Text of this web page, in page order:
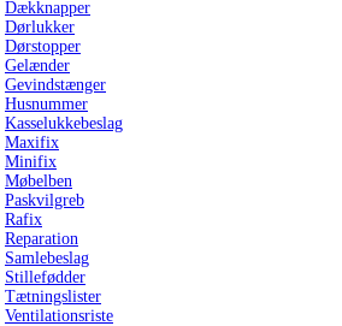
Dækknapper
Dørlukker
Dørstopper
Gelænder
Gevindstænger
Husnummer
Kasselukkebeslag
Maxifix
Minifix
Møbelben
Paskvilgreb
Rafix
Reparation
Samlebeslag
Stillefødder
Tætningslister
Ventilationsriste